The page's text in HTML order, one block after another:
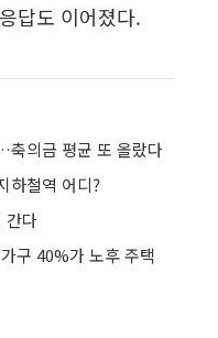
답도 이어졌다.
의금 평균 또 올랐다
하철역 어디?
간다
구 40%가 노후 주택